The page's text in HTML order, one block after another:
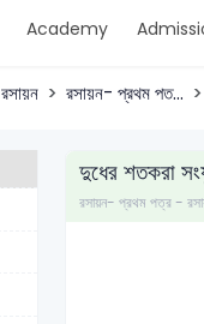
Academy
রসায়ন রসায়ন- প্রথম পত...
দুধের শতকরা
রসায়ন- প্রথম পত্র -